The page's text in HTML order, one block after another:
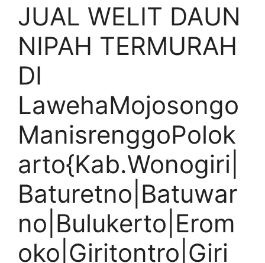
JUAL WELIT DAUN
NIPAH TERMURAH
DI
LawehaMojosongo
ManisrenggoPolok
arto{Kab.Wonogiri|
Baturetno|Batuwar
no|Bulukerto|Erom
oko|Giritontro|Giri